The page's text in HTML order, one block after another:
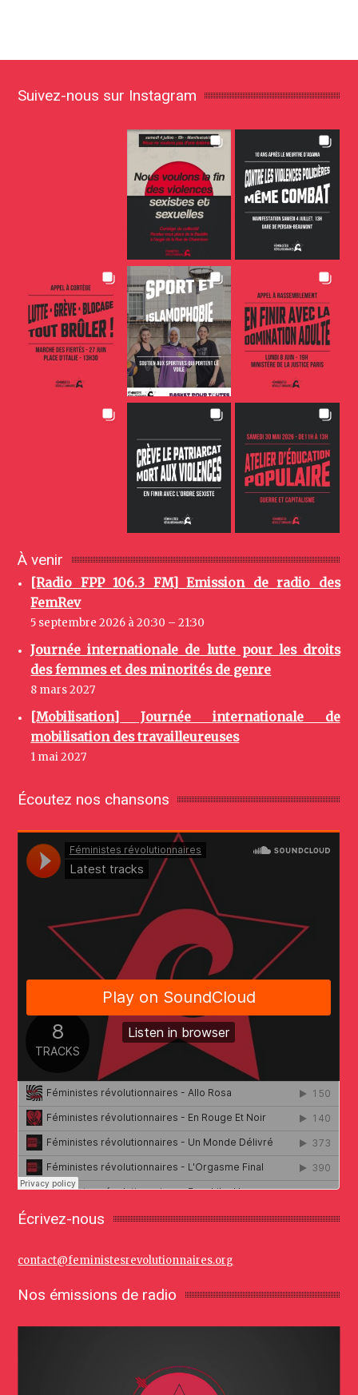
Suivez-nous sur Instagram
À venir
[Radio FPP 106.3 FM] Emission de radio des
FemRev
5 septembre 2026 à 20:30 – 21:30
Journée internationale de lutte pour les droits
des femmes et des minorités de genre
8 mars 2027
[Mobilisation] Journée internationale de
mobilisation des travailleureuses
1 mai 2027
Écoutez nos chansons
Écrivez-nous
contact@feministesrevolutionnaires.org
Nos émissions de radio